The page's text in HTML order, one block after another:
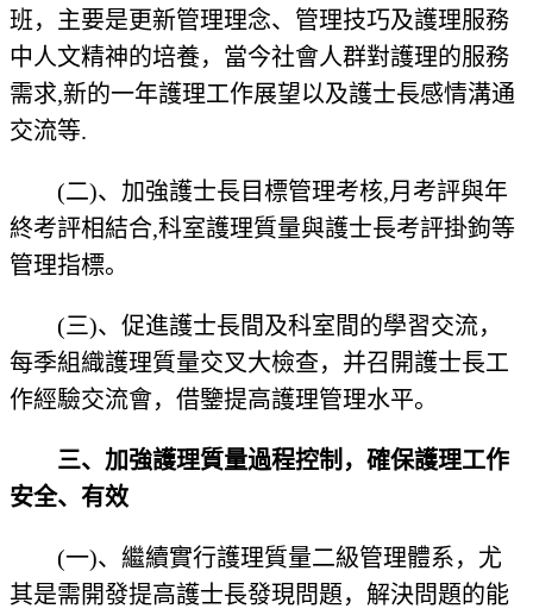
班，主要是更新管理理念、管理技巧及護理服務
中人文精神的培養，當今社會人群對護理的服務
需求,新的一年護理工作展望以及護士長感情溝通
交流等.
(二)、加強護士長目標管理考核,月考評與年
終考評相結合,科室護理質量與護士長考評掛鉤等
管理指標。
(三)、促進護士長間及科室間的學習交流，
每季組織護理質量交叉大檢查，并召開護士長工
作經驗交流會，借鑒提高護理管理水平。
三、加強護理質量過程控制，確保護理工作
安全、有效
(一)、繼續實行護理質量二級管理體系，尤
其是需開發提高護士長發現問題，解決問題的能